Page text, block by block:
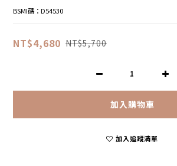
BSMI碼：D54530
NT$4,680 NT$5,700
加入購物車
加入追蹤清單